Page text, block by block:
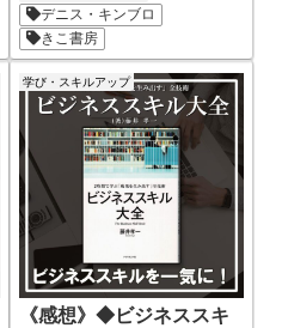
デニス・キンブロ
きこ書房
学び・スキルアップ
《感想》◆ビジネススキ